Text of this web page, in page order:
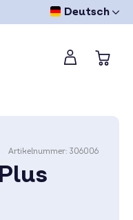
Deutsch
Artikelnummer: 306006